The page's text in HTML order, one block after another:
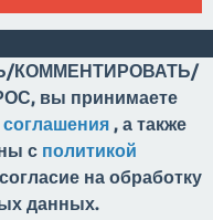
КОММЕНТИРОВАТЬ/
вы принимаете
соглашения, а также
с политикой
на обработку
данных.